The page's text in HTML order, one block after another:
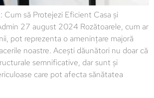
Cum să Protejezi Eficient Casa și
27 august 2024 Rozătoarele, cum ar
pot reprezenta o amenințare majoră
noastre. Acești dăunători nu doar că
semnificative, dar sunt și
care pot afecta sănătatea